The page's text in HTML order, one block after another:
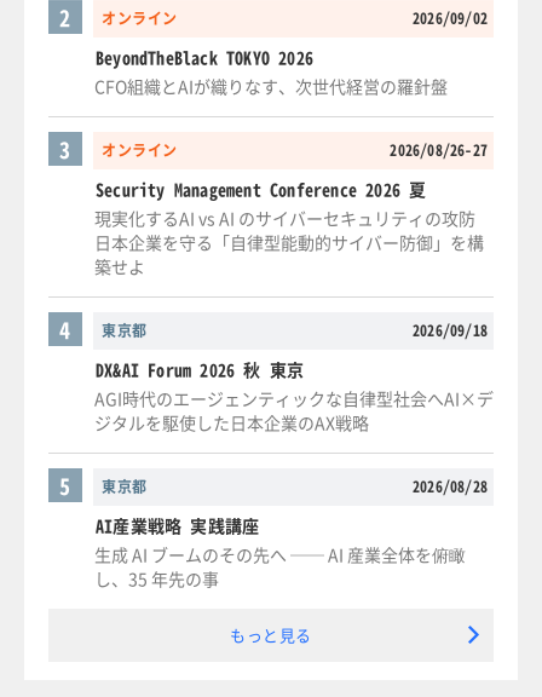
オンライン 2026/09/02
2
BeyondTheBlack TOKYO 2026
CFO組織とAIが織りなす、次世代経営の羅針盤
オンライン 2026/08/26-27
3
Security Management Conference 2026 夏
現実化するAI vs AI のサイバーセキュリティの攻防
日本企業を守る「自律型能動的サイバー防御」を構
築せよ
東京都 2026/09/18
4
DX&AI Forum 2026 秋 東京
AGI時代のエージェンティックな自律型社会へAI×デ
ジタルを駆使した日本企業のAX戦略
東京都 2026/08/28
5
AI産業戦略 実践講座
生成 AI ブームのその先へ ── AI 産業全体を俯瞰
し、35 年先の事
もっと見る